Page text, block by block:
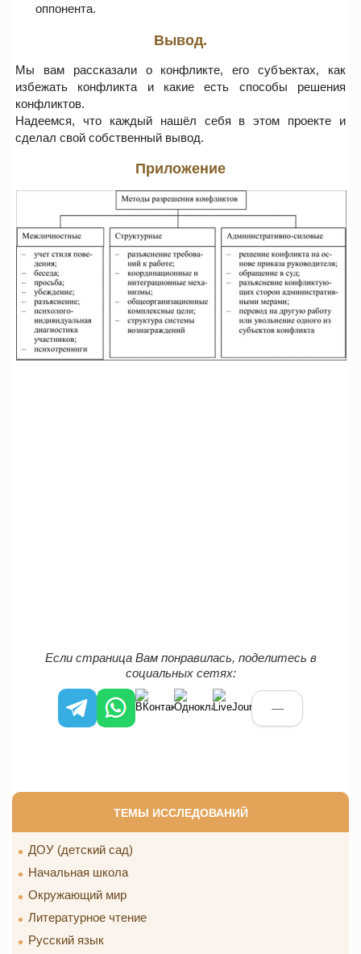
ТЕМЫ ИССЛЕДОВАНИЙ
ДОУ (детский сад)
Начальная школа
Окружающий мир
Литературное чтение
Русский язык
оппонента.
Вывод.
Мы вам рассказали о конфликте, его субъектах, как
избежать конфликта и какие есть способы решения
конфликтов.
Надеемся, что каждый нашёл себя в этом проекте и
сделал свой собственный вывод.
Приложение
Если страница Вам понравилась, поделитесь в
социальных сетях:
—